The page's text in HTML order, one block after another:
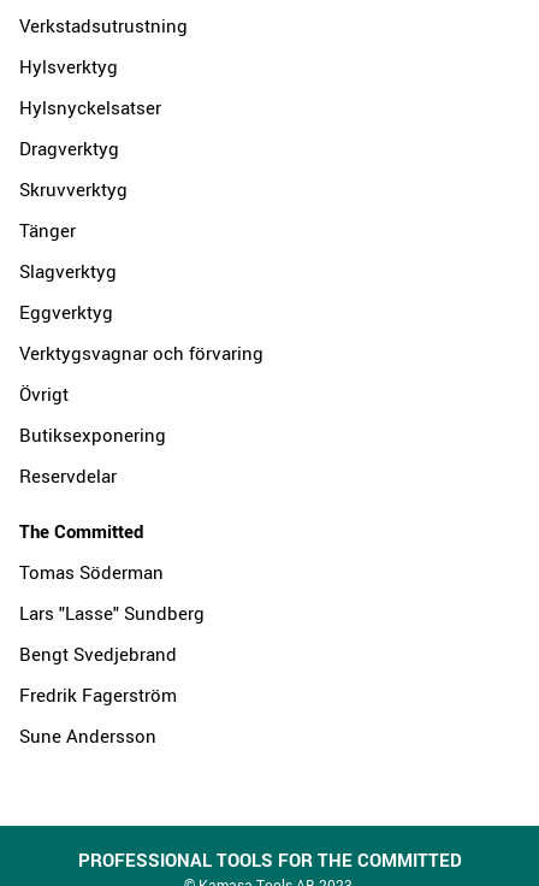
Verkstadsutrustning
Hylsverktyg
Hylsnyckelsatser
Dragverktyg
Skruvverktyg
Tänger
Slagverktyg
Eggverktyg
Verktygsvagnar och förvaring
Övrigt
Butiksexponering
Reservdelar
The Committed
Tomas Söderman
Lars "Lasse" Sundberg
Bengt Svedjebrand
Fredrik Fagerström
Sune Andersson
PROFESSIONAL TOOLS FOR THE COMMITTED